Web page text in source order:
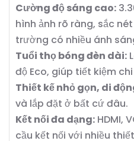
Cường độ sáng cao:
hình ảnh rõ ràng, sắc
trường có nhiều ánh
Tuổi thọ bóng đèn dài:
độ Eco, giúp tiết kiệm
Thiết kế nhỏ gọn, di
và lắp đặt ở bất cứ đâu.
Kết nối đa dạng: HDMI,
cầu kết nối với nhiều